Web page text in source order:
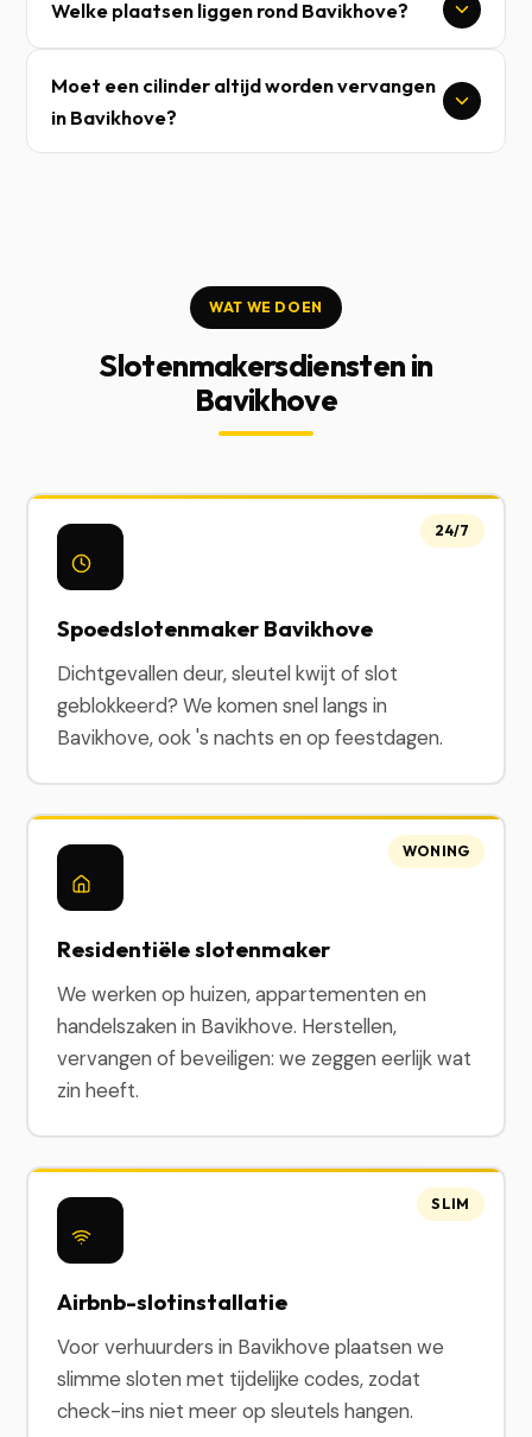
Welke plaatsen liggen rond Bavikhove?
Moet een cilinder altijd worden vervangen
in Bavikhove?
WAT WE DOEN
Slotenmakersdiensten in
Bavikhove
Spoedslotenmaker Bavikhove
Dichtgevallen deur, sleutel kwijt of slot
geblokkeerd? We komen snel langs in
Bavikhove, ook 's nachts en op feestdagen.
24/7
Residentiële slotenmaker
We werken op huizen, appartementen en
handelszaken in Bavikhove. Herstellen,
vervangen of beveiligen: we zeggen eerlijk wat
zin heeft.
WONING
Airbnb-slotinstallatie
Voor verhuurders in Bavikhove plaatsen we
slimme sloten met tijdelijke codes, zodat
check-ins niet meer op sleutels hangen.
SLIM